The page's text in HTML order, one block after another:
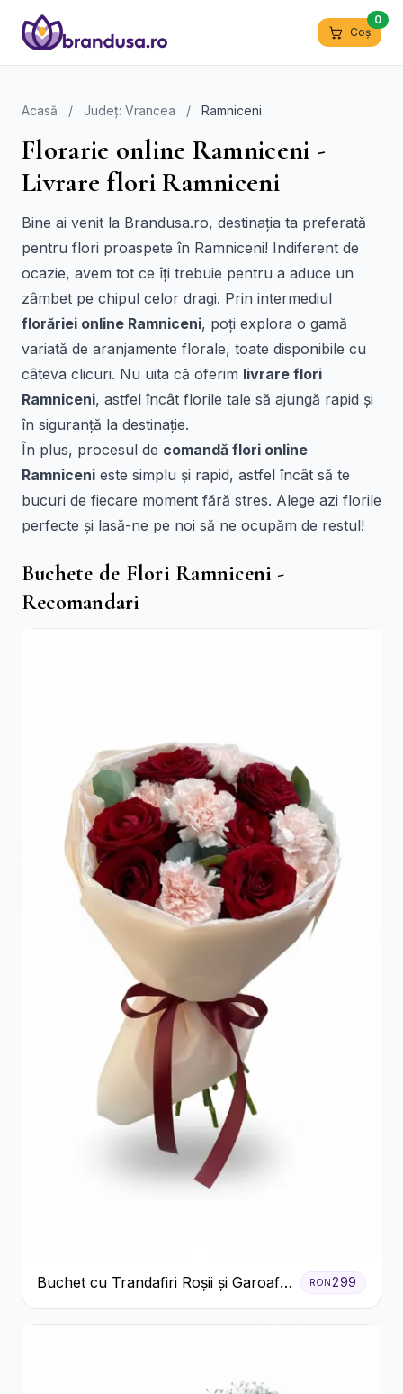
Coș
0
Acasă / Județ: Vrancea / Ramniceni
Florarie online Ramniceni -
Livrare flori Ramniceni
Bine ai venit la Brandusa.ro, destinația ta preferată
pentru flori proaspete în Ramniceni! Indiferent de
ocazie, avem tot ce îți trebuie pentru a aduce un
zâmbet pe chipul celor dragi. Prin intermediul
florăriei online Ramniceni, poți explora o gamă
variată de aranjamente florale, toate disponibile cu
câteva clicuri. Nu uita că oferim livrare flori
Ramniceni, astfel încât florile tale să ajungă rapid și
în siguranță la destinație.
În plus, procesul de comandă flori online
Ramniceni este simplu și rapid, astfel încât să te
bucuri de fiecare moment fără stres. Alege azi florile
perfecte și lasă-ne pe noi să ne ocupăm de restul!
Buchete de Flori Ramniceni -
Recomandari
Buchet cu Trandafiri Roșii și Garoafe
Roz Pal
RON299